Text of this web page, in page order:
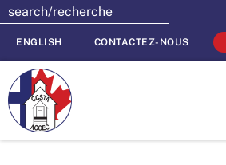
ENGLISH CONTACTEZ-NOUS